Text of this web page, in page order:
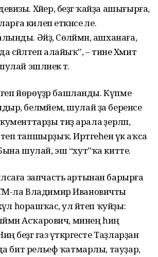
Хәйер, беҙгә ҡайҙа ашығырға,
килеп еткәнсе әле.
Әйҙә, Сөләймән, ашханаға,
сәйләтеп алайыҡ”, – тине Хәмит
эшләнек тә.
йөрөүҙәр башланды. Күпме
белмәйем, шулай ҙа беренсе
тиҙ арала әҙерләп,
тапшырҙыҡ. Иртәгеһенә үк аҡса
шулай, эш “хут”ҡа китте.
запчасть артынан барырға
ла Владимир Ивановичты
һорашҡас, ул әйтеп ҡуйҙы:
Асҡарович, минең һиңә
беҙгә газ үткәргесте Таҙларҙан
бит рельеф ҡатмарлы, тауҙар,